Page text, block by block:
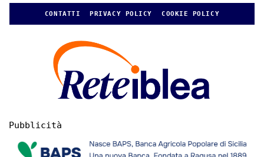
CONTATTI PRIVACY POLICY COOKIE POLICY
Pubblicità